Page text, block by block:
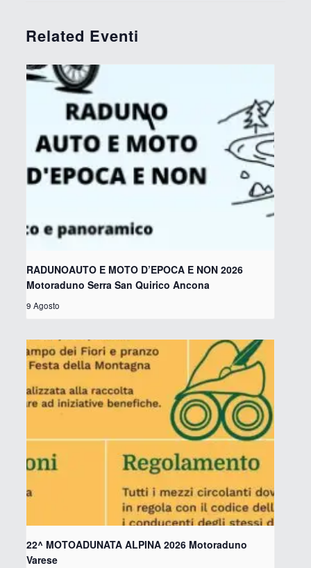
Related Eventi
RADUNOAUTO E MOTO D’EPOCA E NON 2026
Motoraduno Serra San Quirico Ancona
9 Agosto
22^ MOTOADUNATA ALPINA 2026 Motoraduno
Varese